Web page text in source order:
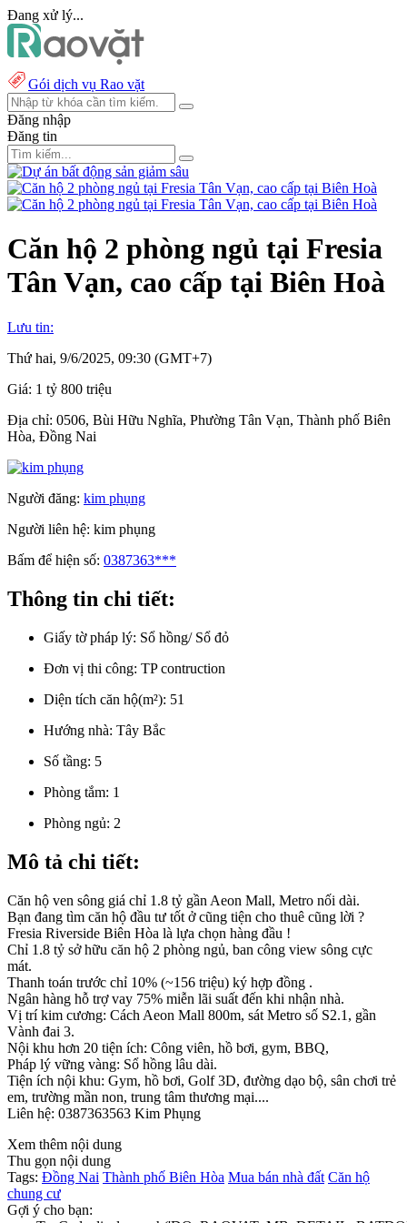
Đang xử lý...
Gói dịch vụ Rao vặt
Đăng nhập
Đăng tin
Căn hộ 2 phòng ngủ tại Fresia
Tân Vạn, cao cấp tại Biên Hoà
Lưu tin:
Thứ hai, 9/6/2025, 09:30 (GMT+7)
Giá: 1 tỷ 800 triệu
Địa chỉ: 0506, Bùi Hữu Nghĩa, Phường Tân Vạn, Thành phố Biên
Hòa, Đồng Nai
Người đăng: kim phụng
Người liên hệ: kim phụng
Bấm để hiện số: 0387363***
Thông tin chi tiết:
Giấy tờ pháp lý: Sổ hồng/ Sổ đỏ
Đơn vị thi công: TP contruction
Diện tích căn hộ(m²): 51
Hướng nhà: Tây Bắc
Số tầng: 5
Phòng tắm: 1
Phòng ngủ: 2
Mô tả chi tiết:
Căn hộ ven sông giá chỉ 1.8 tỷ gần Aeon Mall, Metro nối dài.
Bạn đang tìm căn hộ đầu tư tốt ở cũng tiện cho thuê cũng lời ?
Fresia Riverside Biên Hòa là lựa chọn hàng đầu !
Chỉ 1.8 tỷ sở hữu căn hộ 2 phòng ngủ, ban công view sông cực
mát.
Thanh toán trước chỉ 10% (~156 triệu) ký hợp đồng .
Ngân hàng hỗ trợ vay 75% miễn lãi suất đến khi nhận nhà.
Vị trí kim cương: Cách Aeon Mall 800m, sát Metro số S2.1, gần
Vành đai 3.
Nội khu hơn 20 tiện ích: Công viên, hồ bơi, gym, BBQ,
Pháp lý vững vàng: Sổ hồng lâu dài.
Tiện ích nội khu: Gym, hồ bơi, Golf 3D, đường dạo bộ, sân chơi trẻ
em, trường mần non, trung tâm thương mại....
Liên hệ: 0387363563 Kim Phụng
Xem thêm nội dung
Thu gọn nội dung
Tags: Đồng Nai Thành phố Biên Hòa Mua bán nhà đất Căn hộ
chung cư
Gợi ý cho bạn: